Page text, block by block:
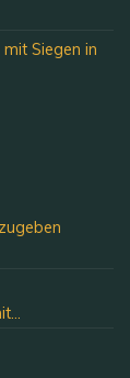
Siegen in